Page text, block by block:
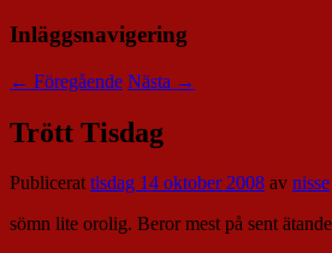
Inläggsnavigering
← Föregående Nästa →
Trött Tisdag
Publicerattisdag 14 oktober 2008 av nisse
sömn lite orolig. Beror mest på sent